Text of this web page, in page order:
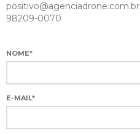
positivo@agenciadrone.com.br
98209-0070
NOME*
E-MAIL*